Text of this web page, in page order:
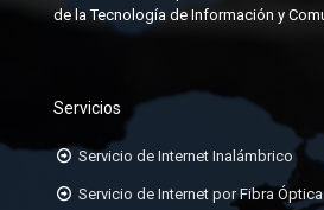
ORGANIZADORES HORIZONTALES
ORGANIZADORES VERTICALES
PATCHCORD TP CAT6A, 6, 5E
de la Tecnología de Información y
Servicios
Servicio de Internet Inalámbrico
Servicio de Internet por Fibra Óptica